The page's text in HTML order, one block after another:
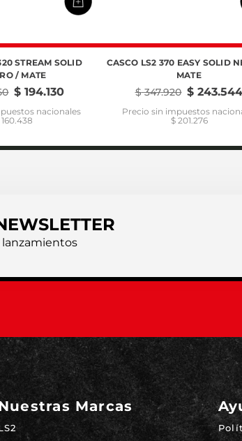
STREAM SOLID
/ MATE
$ 194.130
nacionales
160.438
CASCO LS2 370 EASY SOLID
MATE
$ 347.920 $ 243.544
Precio sin impuestos
$ 201.276
Marcas